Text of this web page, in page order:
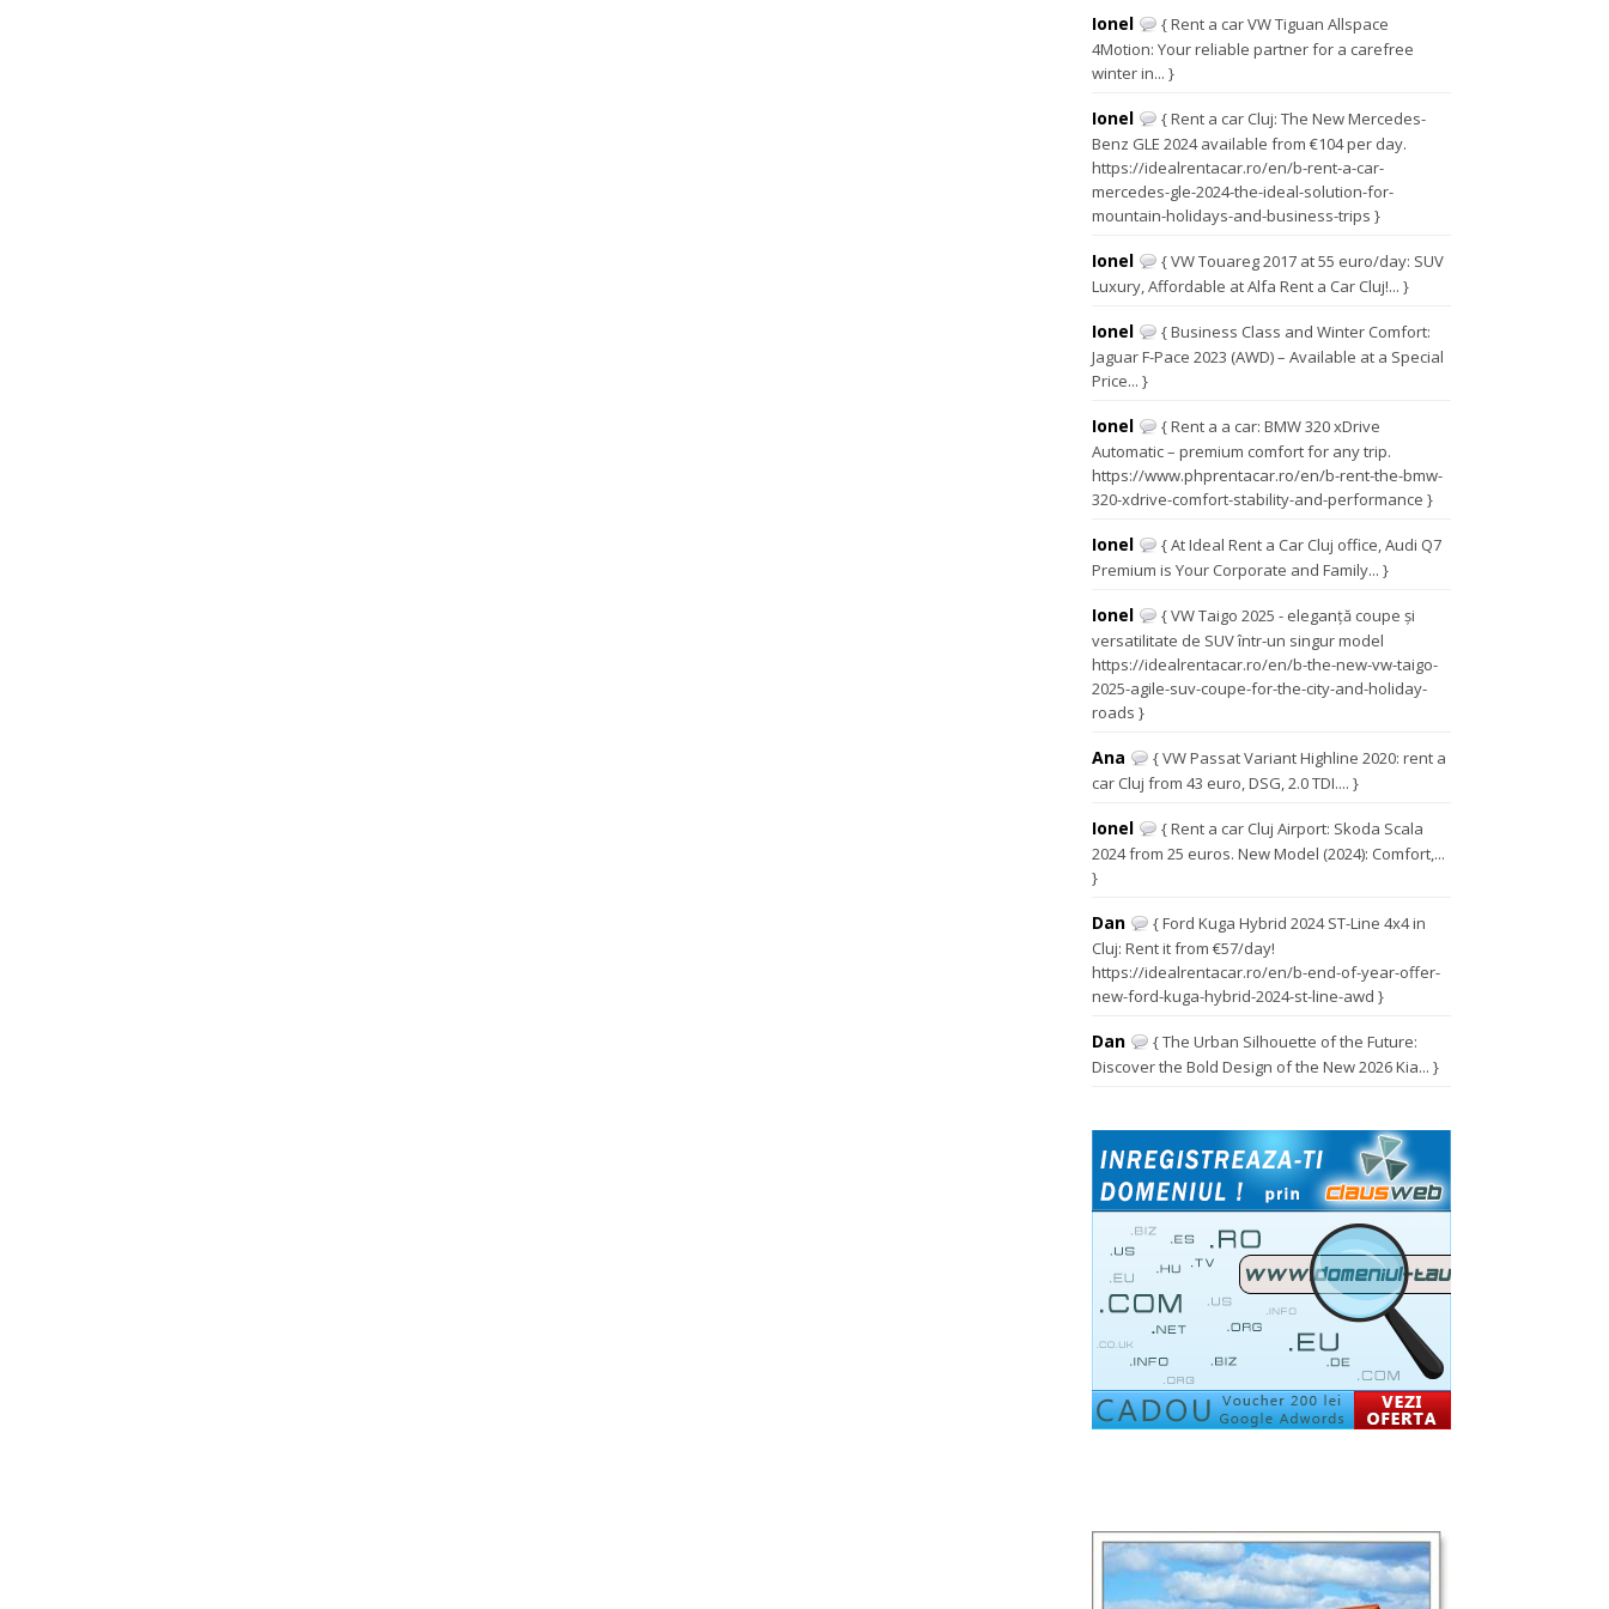
Ionel
{ Rent a car VW Tiguan Allspace
4Motion: Your reliable partner for a carefree
winter in... }
Ionel
{ Rent a car Cluj: The New Mercedes-
Benz GLE 2024 available from €104 per day.
https://idealrentacar.ro/en/b-rent-a-car-
mercedes-gle-2024-the-ideal-solution-for-
mountain-holidays-and-business-trips }
Ionel
{ VW Touareg 2017 at 55 euro/day: SUV
Luxury, Affordable at Alfa Rent a Car Cluj!... }
Ionel
{ Business Class and Winter Comfort:
Jaguar F-Pace 2023 (AWD) – Available at a Special
Price... }
Ionel
{ Rent a a car: BMW 320 xDrive
Automatic – premium comfort for any trip.
https://www.phprentacar.ro/en/b-rent-the-bmw-
320-xdrive-comfort-stability-and-performance }
Ionel
{ At Ideal Rent a Car Cluj office, Audi Q7
Premium is Your Corporate and Family... }
Ionel
{ VW Taigo 2025 - eleganță coupe și
versatilitate de SUV într-un singur model
https://idealrentacar.ro/en/b-the-new-vw-taigo-
2025-agile-suv-coupe-for-the-city-and-holiday-
roads }
Ana
{ VW Passat Variant Highline 2020: rent a
car Cluj from 43 euro, DSG, 2.0 TDI.... }
Ionel
{ Rent a car Cluj Airport: Skoda Scala
2024 from 25 euros. New Model (2024): Comfort,...
}
Dan
{ Ford Kuga Hybrid 2024 ST-Line 4x4 in
Cluj: Rent it from €57/day!
https://idealrentacar.ro/en/b-end-of-year-offer-
new-ford-kuga-hybrid-2024-st-line-awd }
Dan
{ The Urban Silhouette of the Future:
Discover the Bold Design of the New 2026 Kia... }